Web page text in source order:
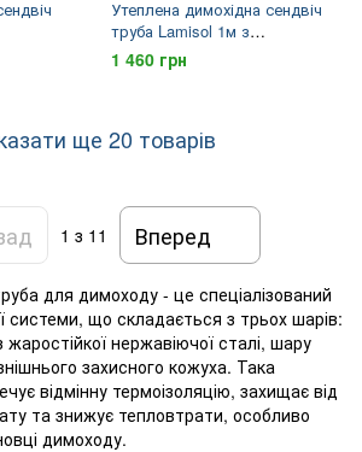
201 d.
Утеплена димохідна сендвіч
труба Lamisol 1м з
нержавіючої сталі AISI 201 d.
120/180мм товщина 0,8мм
1 460 грн
ще 20 товарів
1 з 11 Вперед
для димоходу - це спеціалізований
системи, що складається з трьох шарів:
жаростійкої нержавіючої сталі, шару
захисного кожуха. Така
відмінну термоізоляцію, захищає від
та знижує тепловтрати, особливо
димоходу.